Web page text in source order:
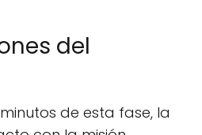
del
de esta fase, la